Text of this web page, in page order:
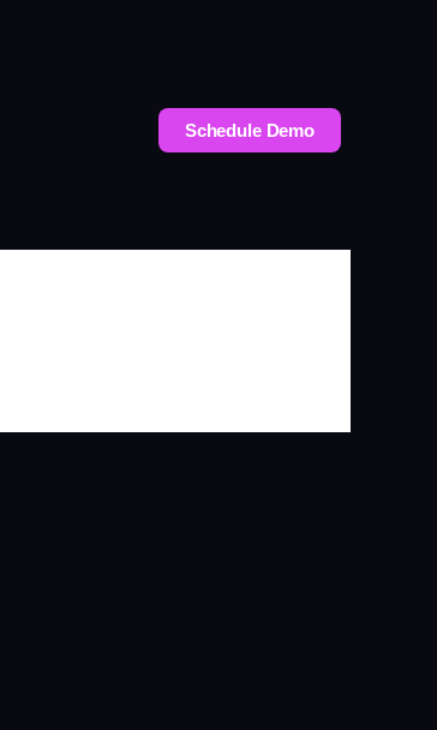
Schedule Demo